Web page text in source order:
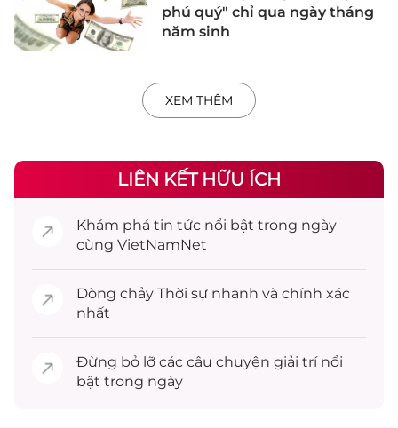
phú quý" chỉ qua ngày tháng
năm sinh
XEM THÊM
LIÊN KẾT HỮU ÍCH
Khám phá tin tức nổi bật trong ngày
cùng VietNamNet
Dòng chảy Thời sự nhanh và chính xác
nhất
Đừng bỏ lỡ các câu chuyện giải trínổi
bật trong ngày